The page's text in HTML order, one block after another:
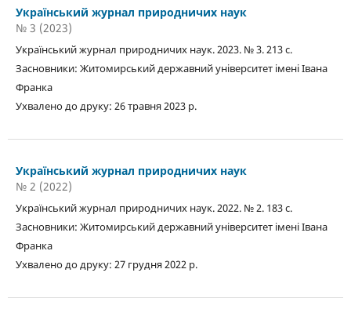
Український журнал природничих наук
№ 3 (2023)
Український журнал природничих наук. 2023. № 3. 213 с.
Засновники: Житомирський державний університет імені Івана
Франка
Ухвалено до друку: 26 травня 2023 р.
Український журнал природничих наук
№ 2 (2022)
Український журнал природничих наук. 2022. № 2. 183 с.
Засновники: Житомирський державний університет імені Івана
Франка
Ухвалено до друку: 27 грудня 2022 р.